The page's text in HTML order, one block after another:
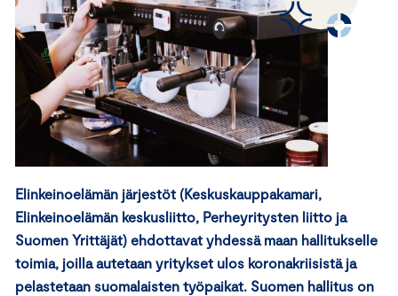
Elinkeinoelämän järjestöt (Keskuskauppakamari,
Elinkeinoelämän keskusliitto, Perheyritysten liitto ja
Suomen Yrittäjät) ehdottavat yhdessä maan hallitukselle
toimia, joilla autetaan yritykset ulos koronakriisistä ja
pelastetaan suomalaisten työpaikat. Suomen hallitus on